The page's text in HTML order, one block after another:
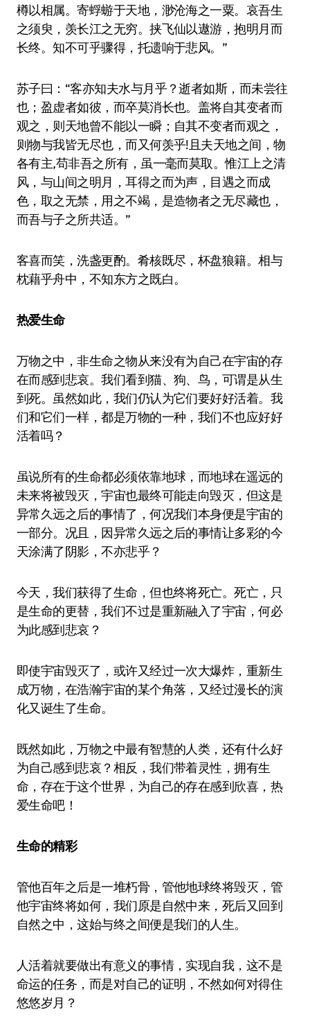
樽以相属。寄蜉蝣于天地，渺沧海之一粟。哀吾生
之须臾，羡长江之无穷。挟飞仙以遨游，抱明月而
长终。知不可乎骤得，托遗响于悲风。”
苏子曰：“客亦知夫水与月乎？逝者如斯，而未尝往
也；盈虚者如彼，而卒莫消长也。盖将自其变者而
观之，则天地曾不能以一瞬；自其不变者而观之，
则物与我皆无尽也，而又何羡乎!且夫天地之间，物
各有主,苟非吾之所有，虽一毫而莫取。惟江上之清
风，与山间之明月，耳得之而为声，目遇之而成
色，取之无禁，用之不竭，是造物者之无尽藏也，
而吾与子之所共适。”
客喜而笑，洗盏更酌。肴核既尽，杯盘狼籍。相与
枕藉乎舟中，不知东方之既白。
热爱生命
万物之中，非生命之物从来没有为自己在宇宙的存
在而感到悲哀。我们看到猫、狗、鸟，可谓是从生
到死。虽然如此，我们仍认为它们要好好活着。我
们和它们一样，都是万物的一种，我们不也应好好
活着吗？
虽说所有的生命都必须依靠地球，而地球在遥远的
未来将被毁灭，宇宙也最终可能走向毁灭，但这是
异常久远之后的事情了，何况我们本身便是宇宙的
一部分。况且，因异常久远之后的事情让多彩的今
天涂满了阴影，不亦悲乎？
今天，我们获得了生命，但也终将死亡。死亡，只
是生命的更替，我们不过是重新融入了宇宙，何必
为此感到悲哀？
即使宇宙毁灭了，或许又经过一次大爆炸，重新生
成万物，在浩瀚宇宙的某个角落，又经过漫长的演
化又诞生了生命。
既然如此，万物之中最有智慧的人类，还有什么好
为自己感到悲哀？相反，我们带着灵性，拥有生
命，存在于这个世界，为自己的存在感到欣喜，热
爱生命吧！
生命的精彩
管他百年之后是一堆朽骨，管他地球终将毁灭，管
他宇宙终将如何，我们原是自然中来，死后又回到
自然之中，这始与终之间便是我们的人生。
人活着就要做出有意义的事情，实现自我，这不是
命运的任务，而是对自己的证明，不然如何对得住
悠悠岁月？